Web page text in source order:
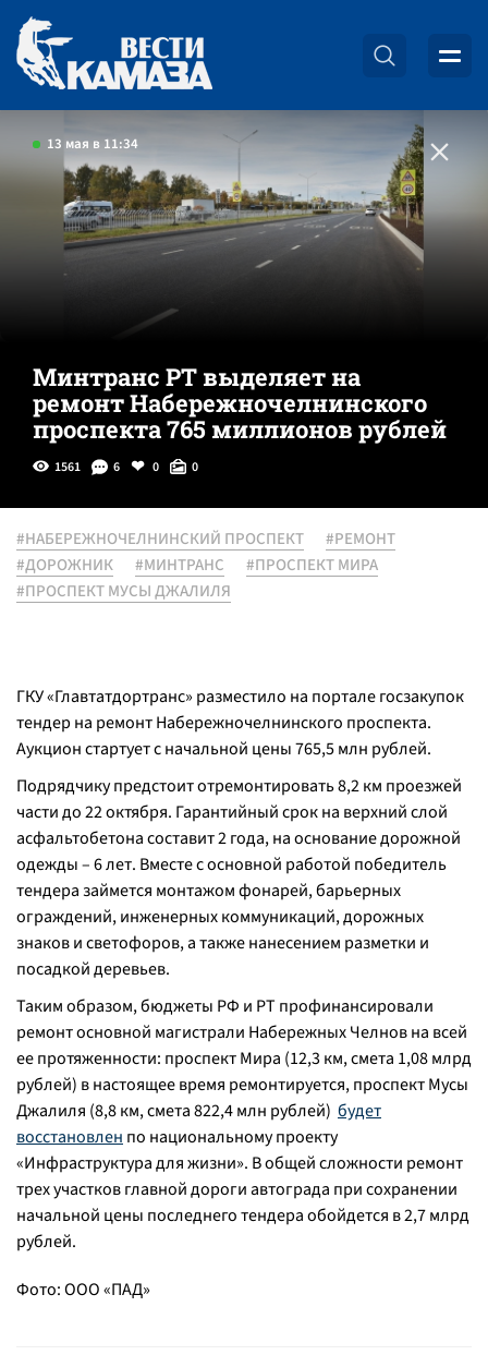
13 мая в 11:34
Минтранс РТ выделяет на
ремонт Набережночелнинского
проспекта 765 миллионов рублей
1561 6 0 0
#НАБЕРЕЖНОЧЕЛНИНСКИЙ ПРОСПЕКТ
#РЕМОНТ
#ДОРОЖНИК
#МИНТРАНС
#ПРОСПЕКТ МИРА
#ПРОСПЕКТ МУСЫ ДЖАЛИЛЯ
ГКУ «Главтатдортранс» разместило на портале госзакупок
тендер на ремонт Набережночелнинского проспекта.
Аукцион стартует с начальной цены 765,5 млн рублей.
Подрядчику предстоит отремонтировать 8,2 км проезжей
части до 22 октября. Гарантийный срок на верхний слой
асфальтобетона составит 2 года, на основание дорожной
одежды – 6 лет. Вместе с основной работой победитель
тендера займется монтажом фонарей, барьерных
ограждений, инженерных коммуникаций, дорожных
знаков и светофоров, а также нанесением разметки и
посадкой деревьев.
Таким образом, бюджеты РФ и РТ профинансировали
ремонт основной магистрали Набережных Челнов на всей
ее протяженности: проспект Мира (12,3 км, смета 1,08 млрд
рублей) в настоящее время ремонтируется, проспект Мусы
Джалиля (8,8 км, смета 822,4 млн рублей) будет
восстановлен по национальному проекту
«Инфраструктура для жизни». В общей сложности ремонт
трех участков главной дороги автограда при сохранении
начальной цены последнего тендера обойдется в 2,7 млрд
рублей.
Фото: ООО «ПАД»